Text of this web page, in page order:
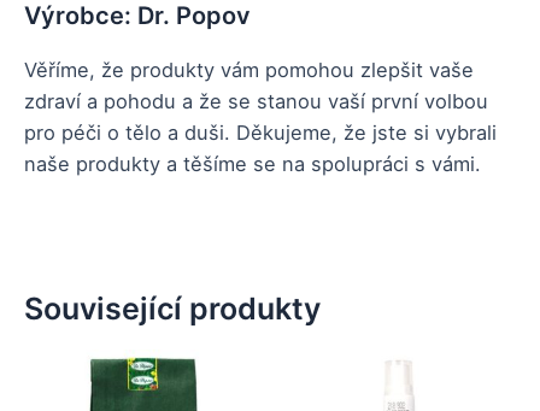
Výrobce: Dr. Popov
Věříme, že produkty vám pomohou zlepšit vaše
zdraví a pohodu a že se stanou vaší první volbou
pro péči o tělo a duši. Děkujeme, že jste si vybrali
naše produkty a těšíme se na spolupráci s vámi.
Související produkty